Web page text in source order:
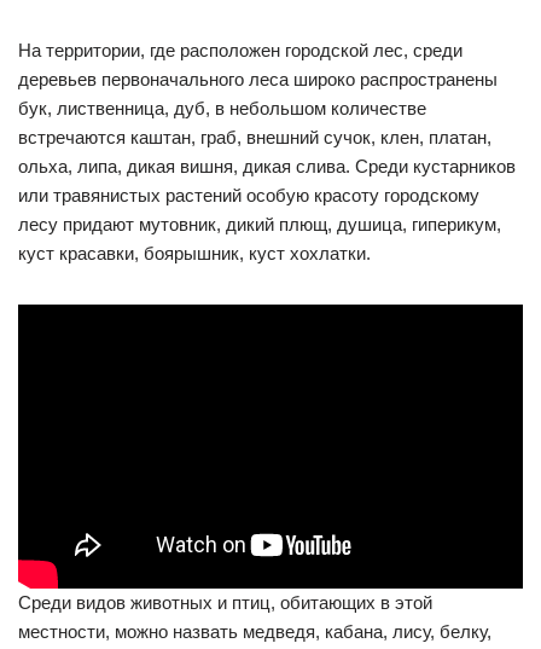
На территории, где расположен городской лес, среди
деревьев первоначального леса широко распространены
бук, лиственница, дуб, в небольшом количестве
встречаются каштан, граб, внешний сучок, клен, платан,
ольха, липа, дикая вишня, дикая слива. Среди кустарников
или травянистых растений особую красоту городскому
лесу придают мутовник, дикий плющ, душица, гиперикум,
куст красавки, боярышник, куст хохлатки.
Среди видов животных и птиц, обитающих в этой
местности, можно назвать медведя, кабана, лису, белку,